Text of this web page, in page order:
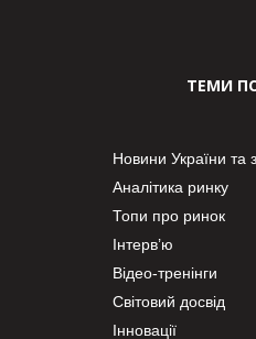
ТЕМИ
Новини України та
Аналітика ринку
Топи про ринок
Інтерв’ю
Відео-тренінги
Світовий досвід
Інновації